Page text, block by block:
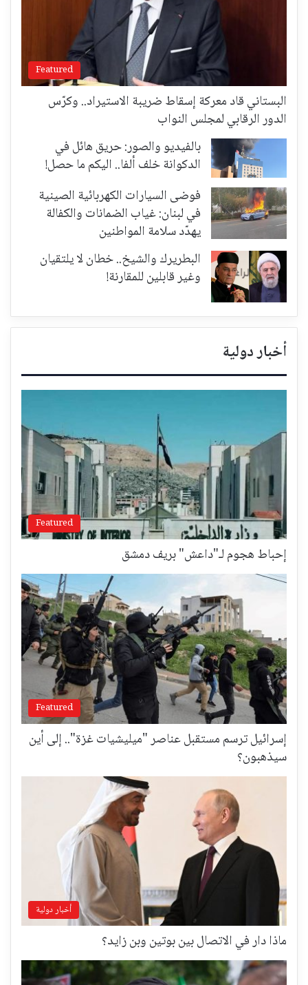
Featured
البستاني قاد معركة إسقاط ضريبة الاستيراد.. وكرّس
الدور الرقابي لمجلس النواب
بالفيديو والصور: حريق هائل في
الدكوانة خلف ألفا.. اليكم ما حصل!
فوضى السيارات الكهربائية الصينية
في لبنان: غياب الضمانات والكفالة
يهدّد سلامة المواطنين
البطريرك والشيخ.. خطان لا يلتقيان
وغير قابلين للمقارنة!
أخبار دولية
Featured
إحباط هجوم لـ"داعش" بريف دمشق
Featured
إسرائيل ترسم مستقبل عناصر "ميليشيات غزة".. إلى أين
سيذهبون؟
أخبار دولية
ماذا دار في الاتصال بين بوتين وبن زايد؟